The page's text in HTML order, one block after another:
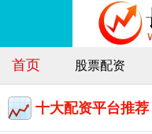
首页 股票配资
十大配资平台推荐